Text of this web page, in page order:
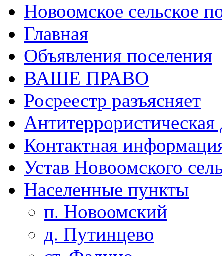
Новоомское сельское
Главная
Объявления поселения
ВАШЕ ПРАВО
Росреестр разъясняет
Антитеррористическая
Контактная
Устав Новоомского
Населенные пункты
п. Новоомский
д. Путинцево